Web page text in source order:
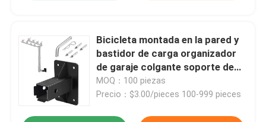
Videos
Sobre nosotros
Bicicleta montada en la pared y
bastidor de carga organizador
de garaje colgante soporte de
enganche pesado
MOQ：100 piezas
Precio：$3.00/pieces 100-999 pieces